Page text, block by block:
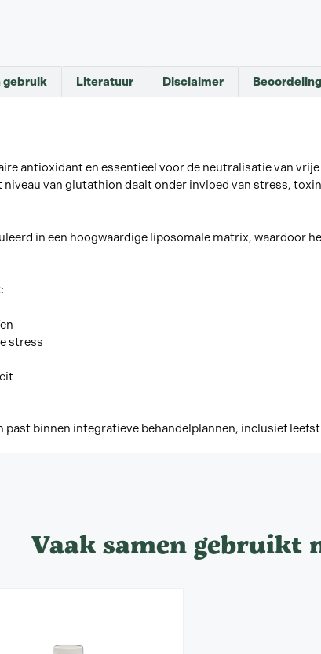
gebruik Literatuur Disclaimer
antioxidant en essentieel voor de neutralisatie van
van glutathion daalt onder invloed van stress,
in een hoogwaardige liposomale matrix, waardoor
stress
past binnen integratieve behandelplannen, inclusief
Vaak samen gebruikt